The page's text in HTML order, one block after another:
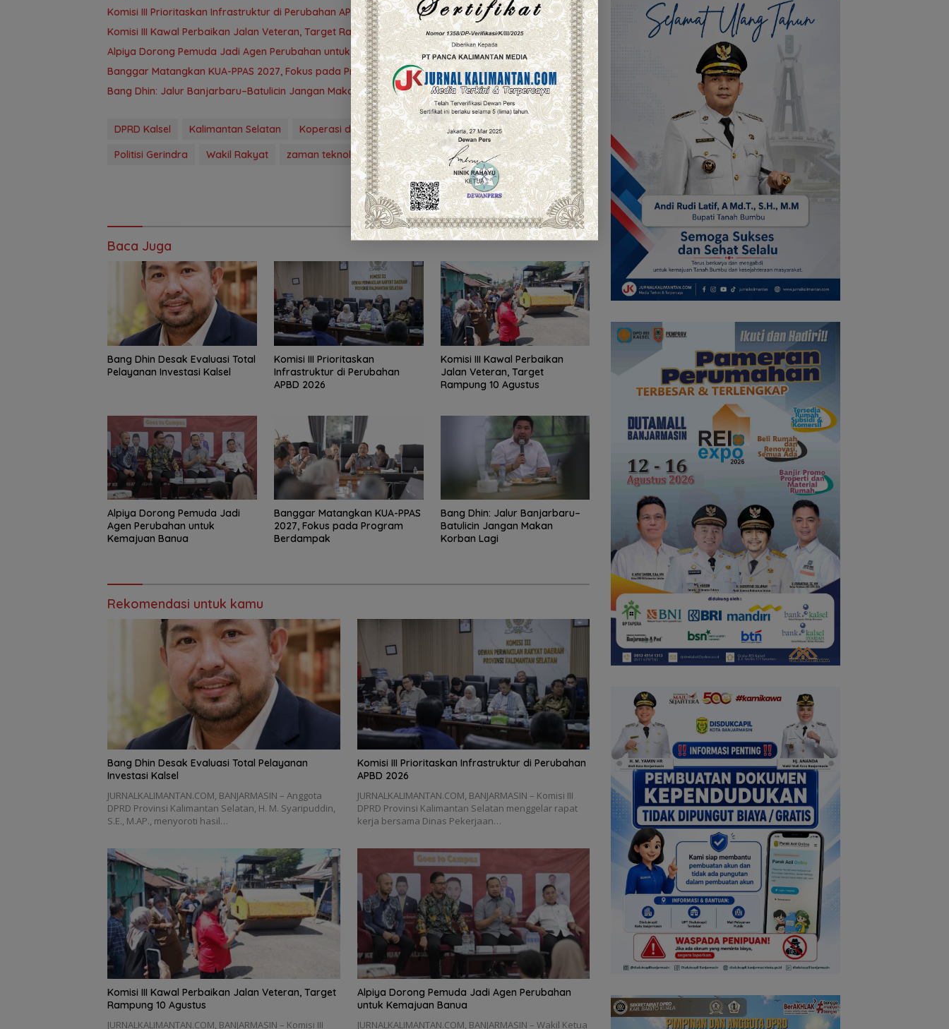
‎Komisi III Prioritaskan Infrastruktur di Perubahan APBD 2026
Komisi III Kawal Perbaikan Jalan Veteran, Target Rampung 10 Agustus
‎Alpiya Dorong Pemuda Jadi Agen Perubahan untuk Kemajuan Banua ‎
‎Banggar Matangkan KUA-PPAS 2027, Fokus pada Program Berdampak
Bang Dhin: Jalur Banjarbaru–Batulicin Jangan Makan Korban Lagi
DPRD Kalsel Kalimantan Selatan Koperasi dan UMKM Nor Fajeri
Pansus II
Politisi Gerindra
Wakil Rakyat zaman teknologi
Baca Juga
‎Bang Dhin Desak Evaluasi Total
Pelayanan Investasi Kalsel
‎Komisi III Prioritaskan
Infrastruktur di Perubahan
APBD 2026
Komisi III Kawal Perbaikan
Jalan Veteran, Target
Rampung 10 Agustus
‎Alpiya Dorong Pemuda Jadi
Agen Perubahan untuk
Kemajuan Banua ‎
‎Banggar Matangkan KUA-PPAS
2027, Fokus pada Program
Berdampak
Bang Dhin: Jalur Banjarbaru–
Batulicin Jangan Makan
Korban Lagi
Rekomendasi untuk kamu
‎Bang Dhin Desak Evaluasi Total Pelayanan
Investasi Kalsel
JURNALKALIMANTAN.COM, ‎BANJARMASIN – Anggota
DPRD Provinsi Kalimantan Selatan, H. M. Syaripuddin,
S.E., M.AP., menyoroti hasil…
‎Komisi III Prioritaskan Infrastruktur di Perubahan
APBD 2026
‎JURNALKALIMANTAN.COM, BANJARMASIN – Komisi III
DPRD Provinsi Kalimantan Selatan menggelar rapat
kerja bersama Dinas Pekerjaan…
Komisi III Kawal Perbaikan Jalan Veteran, Target
Rampung 10 Agustus
JURNALKALIMANTAN.COM, BANJARMASIN – Komisi III
‎Alpiya Dorong Pemuda Jadi Agen Perubahan
untuk Kemajuan Banua ‎
JURNALKALIMANTAN.COM, BANJARMASIN – Wakil Ketua